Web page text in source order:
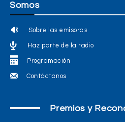
Somos
Sobre las emisoras
Haz parte de la radio
Programación
Contáctanos
Premios y